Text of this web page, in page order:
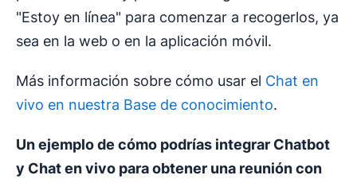
"Estoy en línea" para comenzar a recogerlos, ya
sea en la web o en la aplicación móvil.
Más información sobre cómo usar el Chat en
vivo en nuestra Base de conocimiento.
Un ejemplo de cómo podrías integrar Chatbot
y Chat en vivo para obtener una reunión con